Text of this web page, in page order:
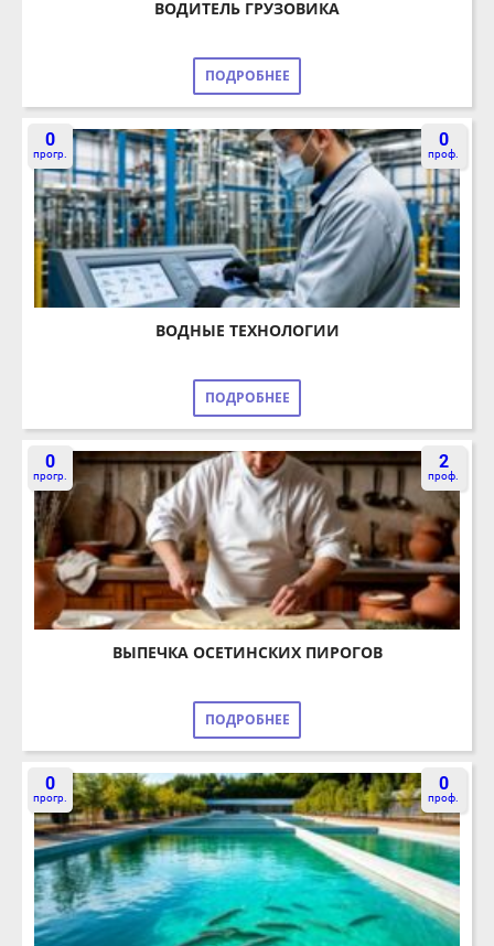
ПОДРОБНЕЕ
0
прогр.
0
проф.
ВОДНЫЕ ТЕХНОЛОГИИ
0 2
ВЫПЕЧКА ОСЕТИНСКИХ ПИРОГОВ
0 0
ВЫРАЩИВАНИЕ РЫБОПОСАДОЧНОГО МАТЕРИАЛА